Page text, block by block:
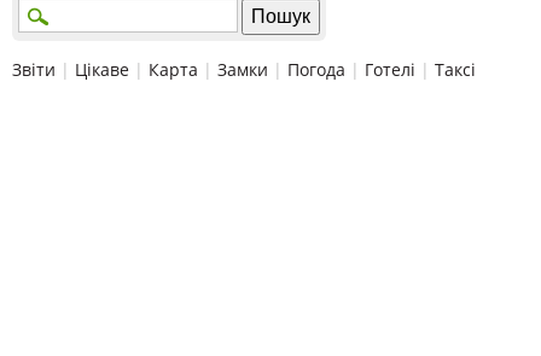
Звіти | Цікаве | Карта | Замки | Погода | Готелі | Таксі